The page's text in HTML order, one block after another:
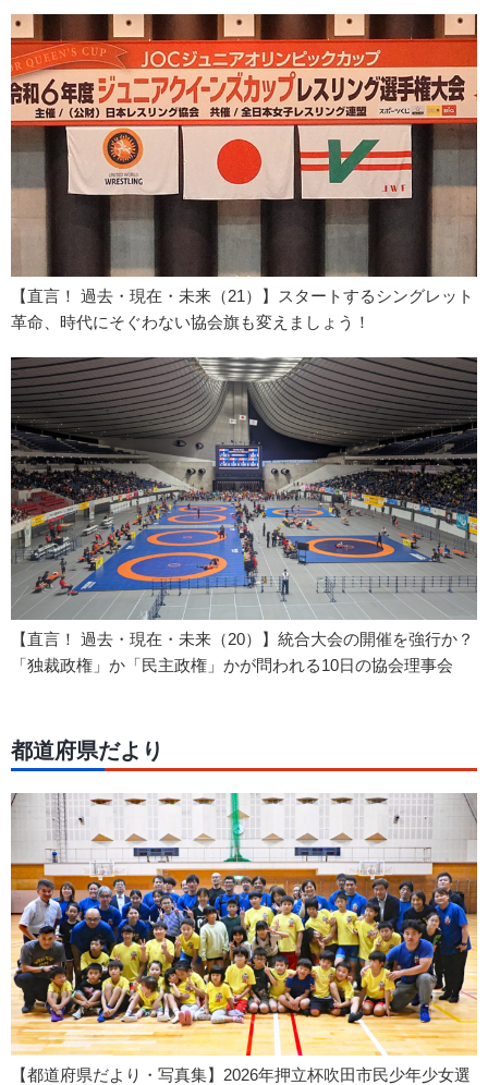
【直言！ 過去・現在・未来（21）】スタートするシングレット
革命、時代にそぐわない協会旗も変えましょう！
【直言！ 過去・現在・未来（20）】統合大会の開催を強行か？
「独裁政権」か「民主政権」かが問われる10日の協会理事会
都道府県だより
【都道府県だより・写真集】2026年押立杯吹田市民少年少女選